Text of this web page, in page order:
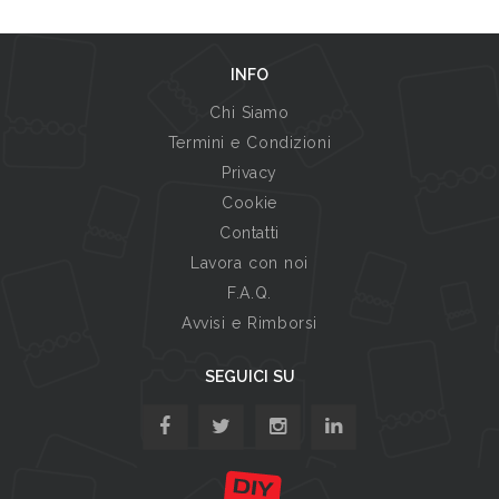
INFO
Chi Siamo
Termini e Condizioni
Privacy
Cookie
Contatti
Lavora con noi
F.A.Q.
Avvisi e Rimborsi
SEGUICI SU